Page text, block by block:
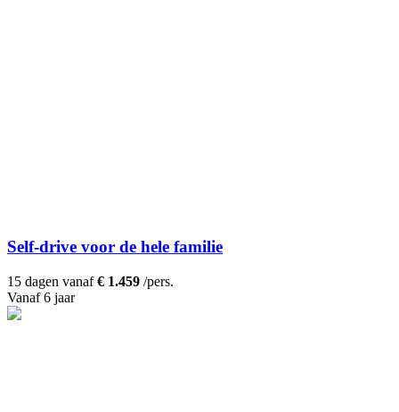
Self-drive voor de hele familie
15 dagen vanaf€ 1.459 /pers.
Vanaf 6 jaar